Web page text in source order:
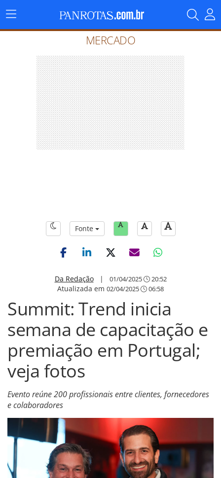
Menu
Principal
MERCADO
Fonte
Da Redação| 01/04/2025 20:52
Atualizada em 02/04/2025 06:58
Summit: Trend inicia
semana de capacitação e
premiação em Portugal;
veja fotos
Evento reúne 200 profissionais entre clientes, fornecedores
e colaboradores